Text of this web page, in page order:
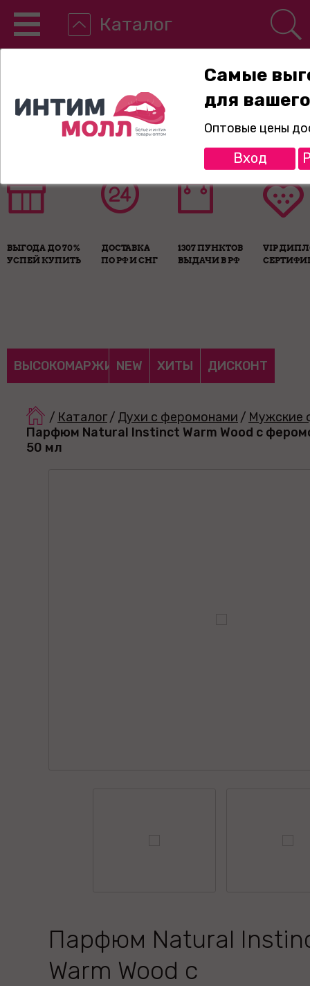
Каталог
8-800-775-89-65
ВЫГОДА ДО 70%
УСПЕЙ КУПИТЬ
ДОСТАВКА
ПО РФ И СНГ
1307 ПУНКТОВ
ВЫДАЧИ В РФ
VIP
ВЫСОКОМАРЖИНАЛЬНЫЕ
NEW ХИТЫ ДИСКОНТ
/ Каталог/ Духи с феромонами / Мужские
Парфюм Natural Instinct Warm Wood с
50 мл
Парфюм Natural
Warm Wood с
Самые
для
Оптовые цены
Вход